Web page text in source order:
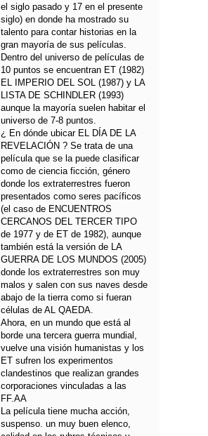
el siglo pasado y 17 en el presente
siglo) en donde ha mostrado su
talento para contar historias en la
gran mayoría de sus películas.
Dentro del universo de películas de
10 puntos se encuentran ET (1982)
EL IMPERIO DEL SOL (1987) y LA
LISTA DE SCHINDLER (1993)
aunque la mayoría suelen habitar el
universo de 7-8 puntos.
¿ En dónde ubicar EL DÍA DE LA
REVELACIÓN ? Se trata de una
película que se la puede clasificar
como de ciencia ficción, género
donde los extraterrestres fueron
presentados como seres pacíficos
(el caso de ENCUENTROS
CERCANOS DEL TERCER TIPO
de 1977 y de ET de 1982), aunque
también está la versión de LA
GUERRA DE LOS MUNDOS (2005)
donde los extraterrestres son muy
malos y salen con sus naves desde
abajo de la tierra como si fueran
células de AL QAEDA.
Ahora, en un mundo que está al
borde una tercera guerra mundial,
vuelve una visión humanistas y los
ET sufren los experimentos
clandestinos que realizan grandes
corporaciones vinculadas a las
FF.AA
La película tiene mucha acción,
suspenso. un muy buen elenco,